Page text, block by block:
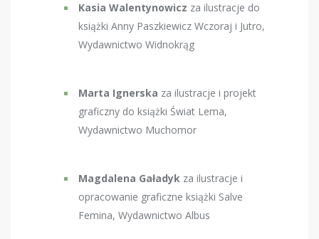
Kasia Walentynowicz za ilustracje do
książki Anny Paszkiewicz Wczoraj i Jutro,
Wydawnictwo Widnokrąg
Marta Ignerska za ilustracje i projekt
graficzny do książki Świat Lema,
Wydawnictwo Muchomor
Magdalena Gaładyk za ilustracje i
opracowanie graficzne książki Salve
Femina, Wydawnictwo Albus